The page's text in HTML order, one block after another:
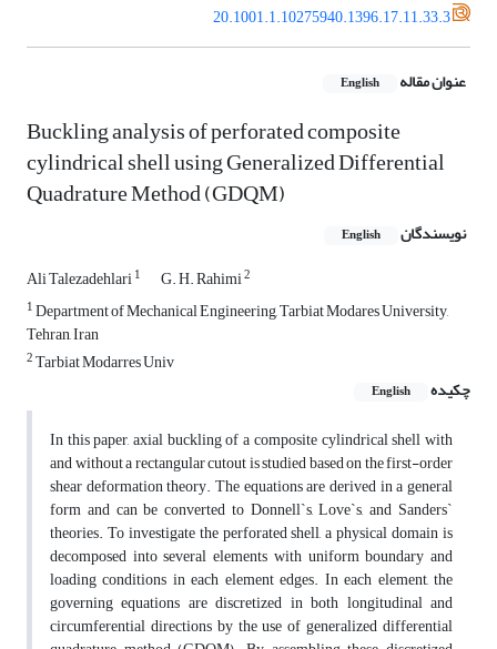
20.1001.1.10275940.1396.17.11.33.3
عنوان مقاله English
Buckling analysis of perforated composite
cylindrical shell using Generalized Differential
Quadrature Method (GDQM)
نویسندگان English
Ali Talezadehlari1 G. H. Rahimi2
1Department of Mechanical Engineering, Tarbiat Modares University,
Tehran, Iran
2Tarbiat Modarres Univ
چکیده
English
In this paper, axial buckling of a composite cylindrical shell with
and without a rectangular cutout is studied based on the first-order
shear deformation theory. The equations are derived in a general
form and can be converted to Donnell`s, Love`s, and Sanders`
theories. To investigate the perforated shell, a physical domain is
decomposed into several elements with uniform boundary and
loading conditions in each element edges. In each element, the
governing equations are discretized in both longitudinal and
circumferential directions by the use of generalized differential